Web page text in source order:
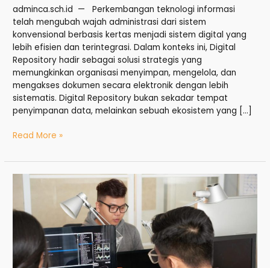
adminca.sch.id — Perkembangan teknologi informasi
telah mengubah wajah administrasi dari sistem
konvensional berbasis kertas menjadi sistem digital yang
lebih efisien dan terintegrasi. Dalam konteks ini, Digital
Repository hadir sebagai solusi strategis yang
memungkinkan organisasi menyimpan, mengelola, dan
mengakses dokumen secara elektronik dengan lebih
sistematis. Digital Repository bukan sekadar tempat
penyimpanan data, melainkan sebuah ekosistem yang […]
Read More »
Pembuatan
Lengkap
Administrasi